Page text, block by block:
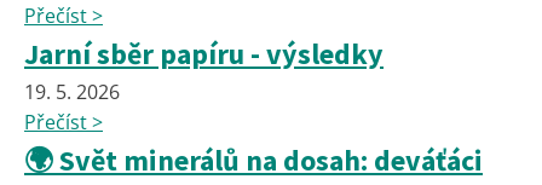
Přečíst >
Jarní sběr papíru - výsledky
19. 5. 2026
Přečíst >
🌍 Svět minerálů na dosah: deváťáci